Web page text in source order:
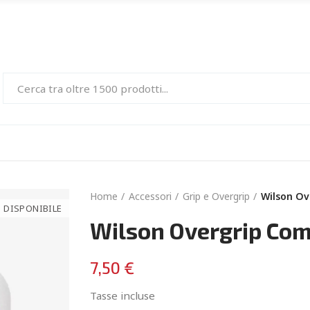
DISPONIBILE
Home Accessori Grip e Overgrip Wilson
Wilson Overgrip
7,50 €
Tasse incluse